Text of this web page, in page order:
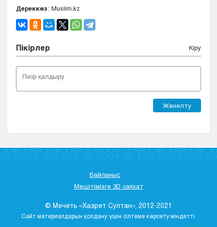
Дереккөз: Muslim.kz
Пікірлер Кіру
Жөнелту
Байланыс
Мешітімізге 3D саяхат
© Мечеть «Хазрет Султан», 2012-2021
Сайт материалдарын қолдану үшін сілтеме көрсету міндетті.